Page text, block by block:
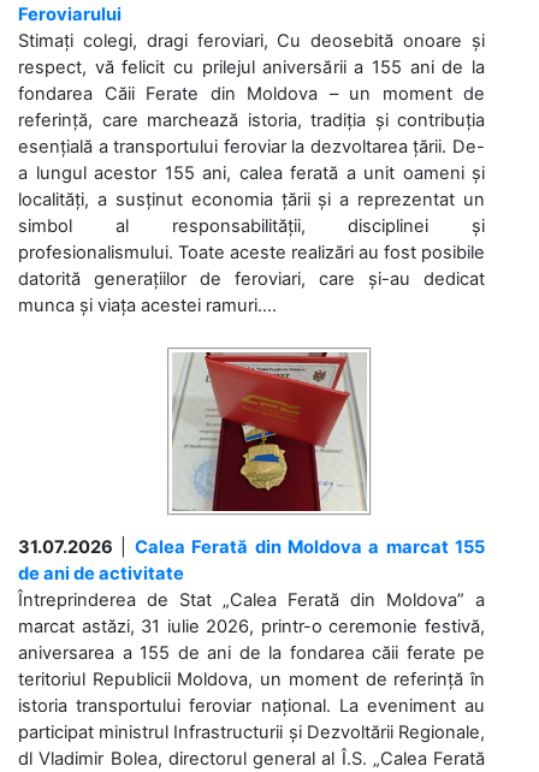
Feroviarului
Stimați colegi, dragi feroviari, Cu deosebită onoare și
respect, vă felicit cu prilejul aniversării a 155 ani de la
fondarea Căii Ferate din Moldova – un moment de
referință, care marchează istoria, tradiția și contribuția
esențială a transportului feroviar la dezvoltarea țării. De-
a lungul acestor 155 ani, calea ferată a unit oameni și
localități, a susținut economia țării și a reprezentat un
simbol al responsabilității, disciplinei și
profesionalismului. Toate aceste realizări au fost posibile
datorită generațiilor de feroviari, care și-au dedicat
munca și viața acestei ramuri....
31.07.2026
Calea Ferată din Moldova a marcat 155
de ani de activitate
Întreprinderea de Stat „Calea Ferată din Moldova” a
marcat astăzi, 31 iulie 2026, printr-o ceremonie festivă,
aniversarea a 155 de ani de la fondarea căii ferate pe
teritoriul Republicii Moldova, un moment de referință în
istoria transportului feroviar național. La eveniment au
participat ministrul Infrastructurii și Dezvoltării Regionale,
dl Vladimir Bolea, directorul general al Î.S. „Calea Ferată